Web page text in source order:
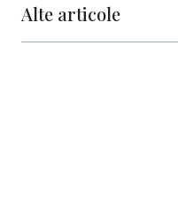
Alte articole